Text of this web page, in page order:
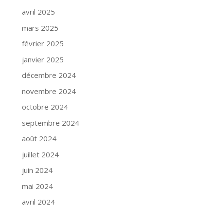
avril 2025
mars 2025
février 2025
janvier 2025
décembre 2024
novembre 2024
octobre 2024
septembre 2024
août 2024
juillet 2024
juin 2024
mai 2024
avril 2024